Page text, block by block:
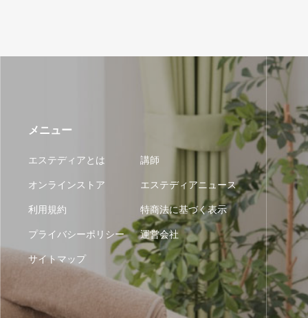
メニュー
エステディアとは 講師
オンラインストア エステディアニュース
利用規約 特商法に基づく表示
プライバシーポリシー 運営会社
サイトマップ